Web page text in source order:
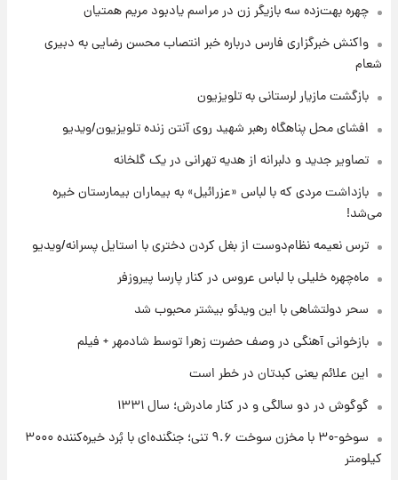
۷ ساعت پیش
۲۱ ساعت پیش
یک پیش ‌بینی مهم برای قیمت دلار، طلا و سکه
شنبه ۱۷ مرداد ۱۴۰۵
تیم را ترک کرد!
تصاویر کمتر دیده‌شده از شهیدان حاجی‌زاده و
چهره بهت‌زده سه بازیگر زن در مراسم یادبود مریم همتیان
واکنش خبرگزاری فارس درباره خبر انتصاب محسن رضایی به دبیری
شعام
بازگشت مازیار لرستانی به تلویزیون
افشای محل پناهگاه‌ رهبر شهید روی آنتن زنده تلویزیون/ویدیو
تصاویر جدید و دلبرانه از هدیه تهرانی در یک گلخانه
بازداشت مردی که با لباس «عزرائیل» به بیماران بیمارستان خیره
می‌شد!
ترس نعیمه نظام‌دوست از بغل کردن دختری با استایل پسرانه/ویدیو
ماه‌چهره خلیلی با لباس عروس در کنار پارسا پیروزفر
سحر دولتشاهی با این ویدئو بیشتر محبوب شد
بازخوانی آهنگی در وصف حضرت زهرا توسط شادمهر + فیلم
این علائم یعنی کبدتان در خطر است
گوگوش در دو سالگی و در کنار مادرش؛ سال ۱۳۳۱
سوخو-۳۰ با مخزن سوخت ۹.۶ تنی؛ جنگنده‌ای با بُرد خیره‌کننده ۳۰۰۰
کیلومتر